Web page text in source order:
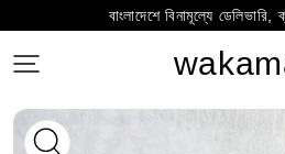
বাংলাদেশে বিনামূল্যে